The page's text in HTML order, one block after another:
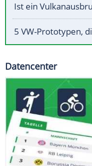
Ist ein
5 VW-Prototypen,
Datencenter